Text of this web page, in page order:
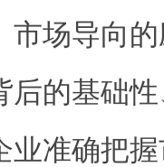
市场导向
后的基础
业准确把